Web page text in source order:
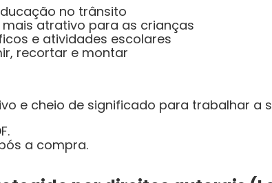
no trânsito
atrativo para as crianças
e atividades escolares
recortar e montar
e cheio de significado para trabalhar
a compra.